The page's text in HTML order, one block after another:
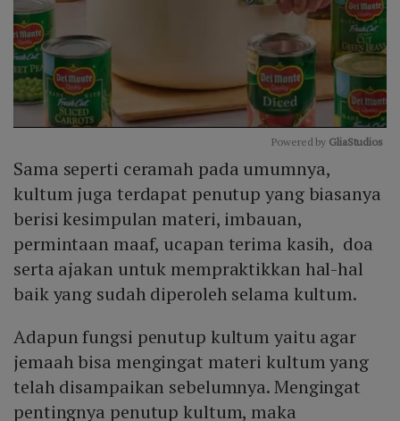
Mute
Powered by GliaStudios
Sama seperti ceramah pada umumnya,
kultum juga terdapat penutup yang biasanya
berisi kesimpulan materi, imbauan,
permintaan maaf, ucapan terima kasih, doa
serta ajakan untuk mempraktikkan hal-hal
baik yang sudah diperoleh selama kultum.
Adapun fungsi penutup kultum yaitu agar
jemaah bisa mengingat materi kultum yang
telah disampaikan sebelumnya. Mengingat
pentingnya penutup kultum, maka